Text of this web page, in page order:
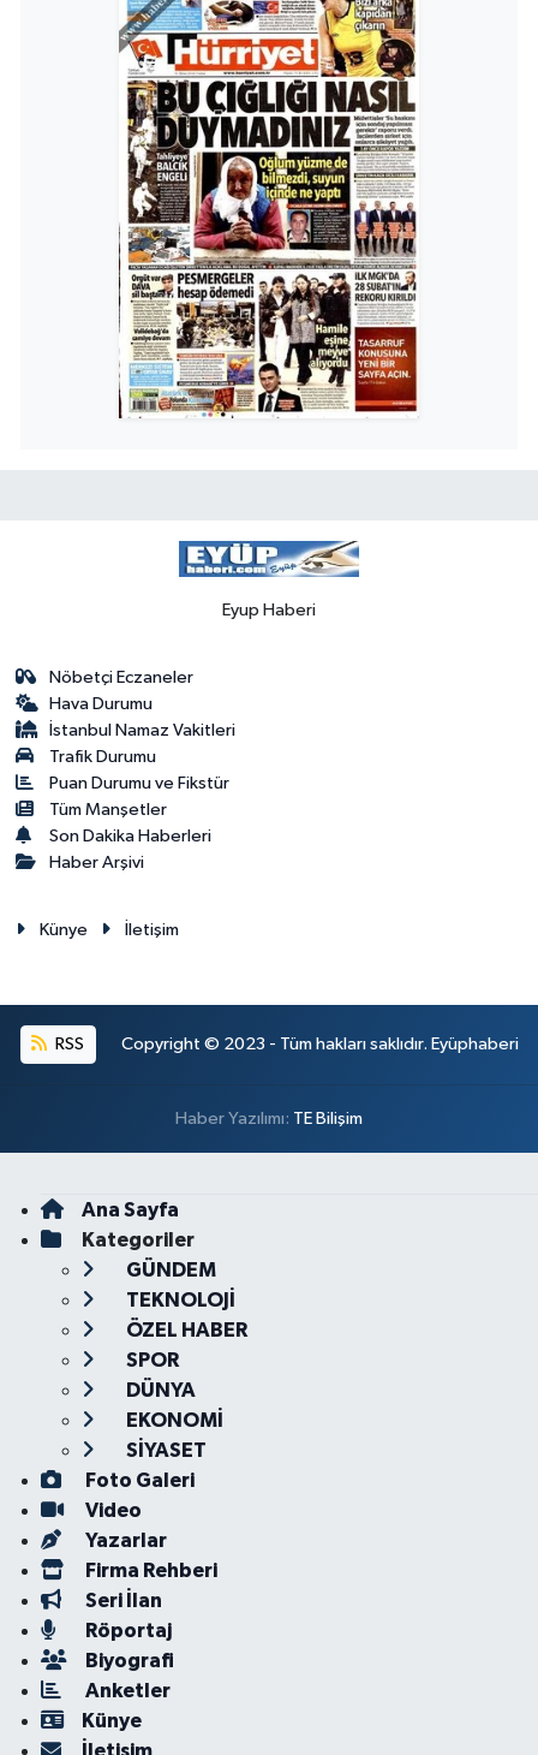
Eyup Haberi
Nöbetçi Eczaneler
Hava Durumu
İstanbul Namaz Vakitleri
Trafik Durumu
Puan Durumu ve Fikstür
Tüm Manşetler
Son Dakika Haberleri
Haber Arşivi
Künye İletişim
RSS Copyright © 2023 - Tüm hakları saklıdır. Eyüphaberi
Haber Yazılımı: TE Bilişim
Ana Sayfa
Kategoriler
GÜNDEM
TEKNOLOJİ
ÖZEL HABER
SPOR
DÜNYA
EKONOMİ
SİYASET
Foto Galeri
Video
Yazarlar
Firma Rehberi
Seri İlan
Röportaj
Biyografi
Anketler
Künye
İletişim